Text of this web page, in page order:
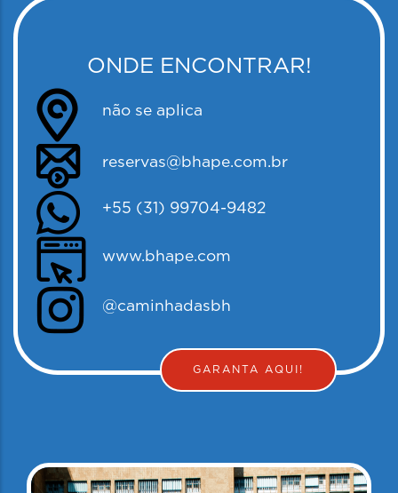
ONDE ENCONTRAR!
não se aplica
reservas@bhape.com.br
+55 (31) 99704-9482
www.bhape.com
@caminhadasbh
GARANTA AQUI!